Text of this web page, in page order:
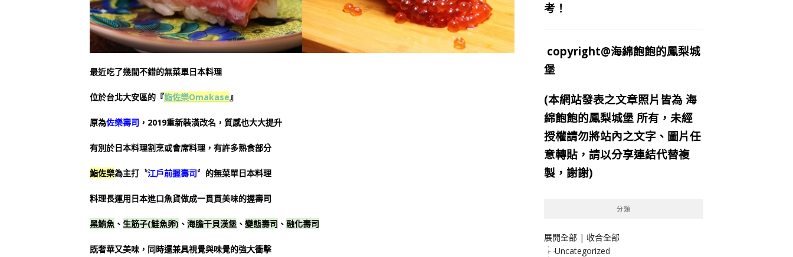
最近吃了幾間不錯的無菜單日本料理
位於台北大安區的『鮨佐樂Omakase』
原為佐樂壽司 ，2019重新裝潢改名，質感也大大提升
有別於日本料理割烹或會席料理，有許多熟食部分
鮨佐樂為主打〝江戶前握壽司〞的無菜單日本料理
料理長運用日本進口魚貨做成一貫貫美味的握壽司
黑鮪魚 、 生筋子(鮭魚卵) 、 海膽干貝漢堡 、 變態壽司 、 融化壽司
既奢華又美味，同時還兼具視覺與味覺的強大衝擊
考！
copyright@海綿飽飽的鳳梨城
堡
(本網站發表之文章照片皆為 海
綿飽飽的鳳梨城堡 所有，未經
授權請勿將站內之文字、圖片任
意轉貼，請以分享連結代替複
製，謝謝)
分類
展開全部 | 收合全部
Uncategorized